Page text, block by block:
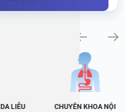
DA LIỄU CHUYÊN KHOA NỘI